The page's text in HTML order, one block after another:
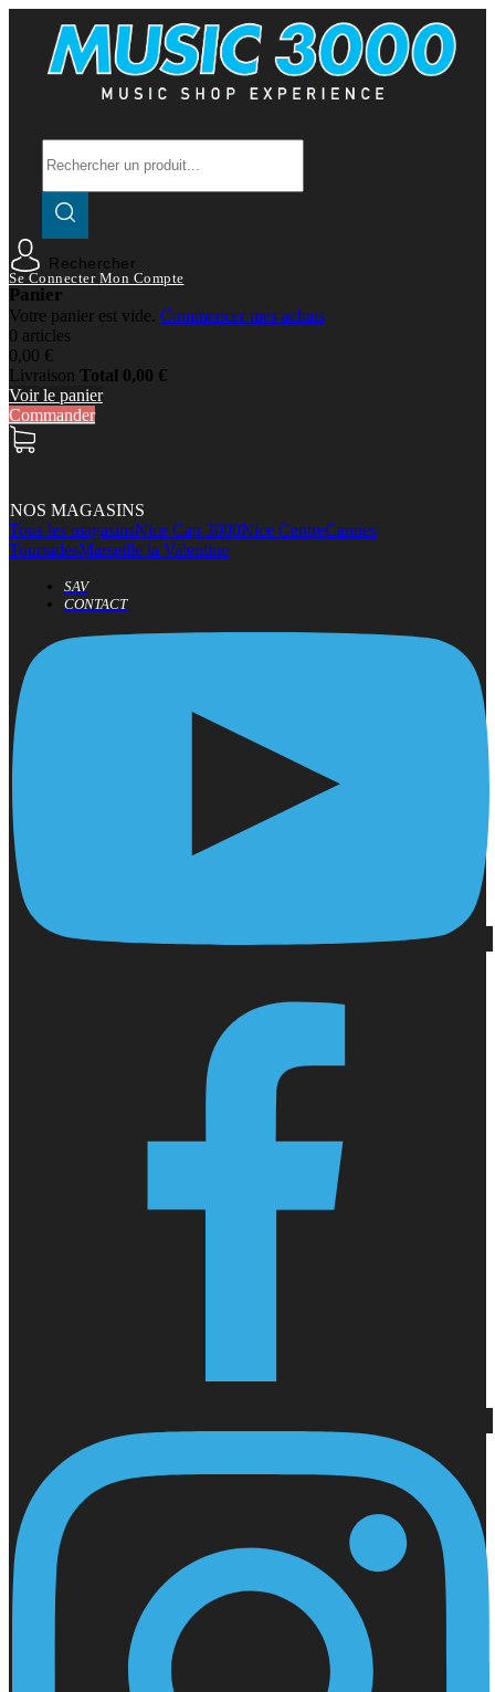
Rechercher
Se Connecter Mon Compte
Panier
Votre panier est vide. Commencer mes achats
0 articles
0,00 €
Livraison Total 0,00 €
Voir le panier
Commander
NOS MAGASINS
Tous les magasinsNice Cap 3000Nice CentreCannes
TourradesMarseille la Valentine
SAV
CONTACT